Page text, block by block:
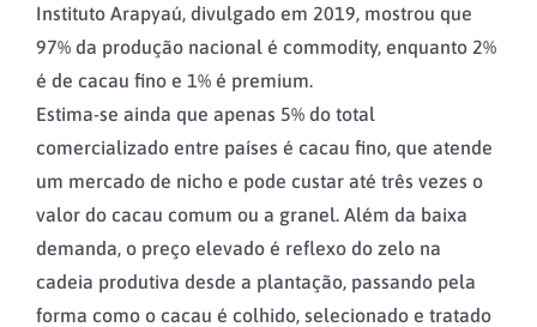
Instituto Arapyaú, divulgado em 2019, mostrou que
97% da produção nacional é commodity, enquanto 2%
é de cacau fino e 1% é premium.
Estima-se ainda que apenas 5% do total
comercializado entre países é cacau fino, que atende
um mercado de nicho e pode custar até três vezes o
valor do cacau comum ou a granel. Além da baixa
demanda, o preço elevado é reflexo do zelo na
cadeia produtiva desde a plantação, passando pela
forma como o cacau é colhido, selecionado e tratado